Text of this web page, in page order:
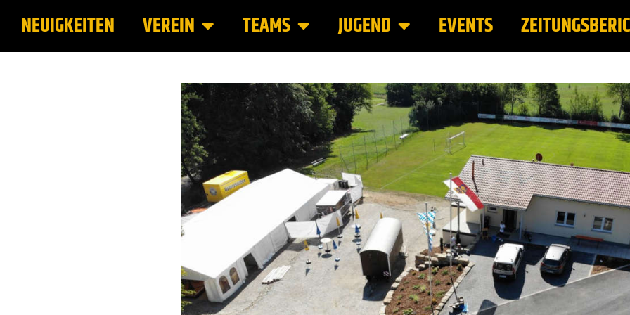
NEUIGKEITEN VEREIN TEAMS JUGEND EVENTS